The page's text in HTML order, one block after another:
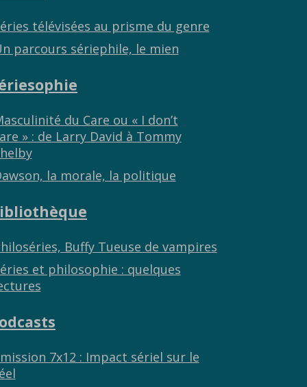
télévisées au prisme du genre
parcours sériephile, le mien
du Care ou « I don’t
» : de Larry David à Tommy
la morale, la politique
Buffy Tueuse de vampires
et philosophie : quelques
7x12 : Impact sériel sur le